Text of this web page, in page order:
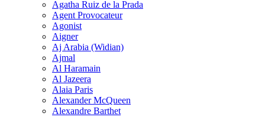
Agatha Ruiz de la Prada
Agent Provocateur
Agonist
Aigner
Aj Arabia (Widian)
Ajmal
Al Haramain
Al Jazeera
Alaia Paris
Alexander McQueen
Alexandre Barthet